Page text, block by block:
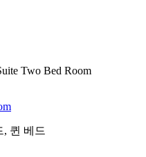
Two Bed Room
, 퀸 베드